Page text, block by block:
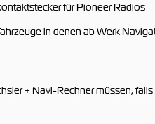
für Pioneer Radios
in denen ab Werk
+ Navi-Rechner müssen, falls